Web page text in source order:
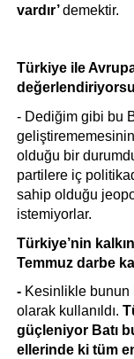
vardır’ demektir.
Türkiye ile
- Dediğim gibi bu
olduğu bir
partilere iç
sahip olduğu
istemiyorlar.
Türkiye’nin
Temmuz darbe
- Kesinlikle bunun
olarak kullanıldı.
güçleniyor Batı
ellerinde ki tüm